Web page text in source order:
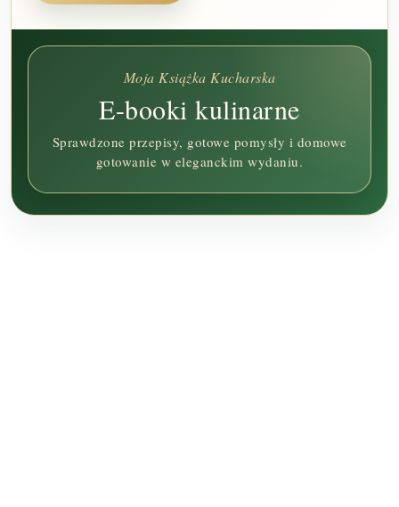
Moja Książka Kucharska
E-booki kulinarne
Sprawdzone przepisy, gotowe pomysły i domowe
gotowanie w eleganckim wydaniu.